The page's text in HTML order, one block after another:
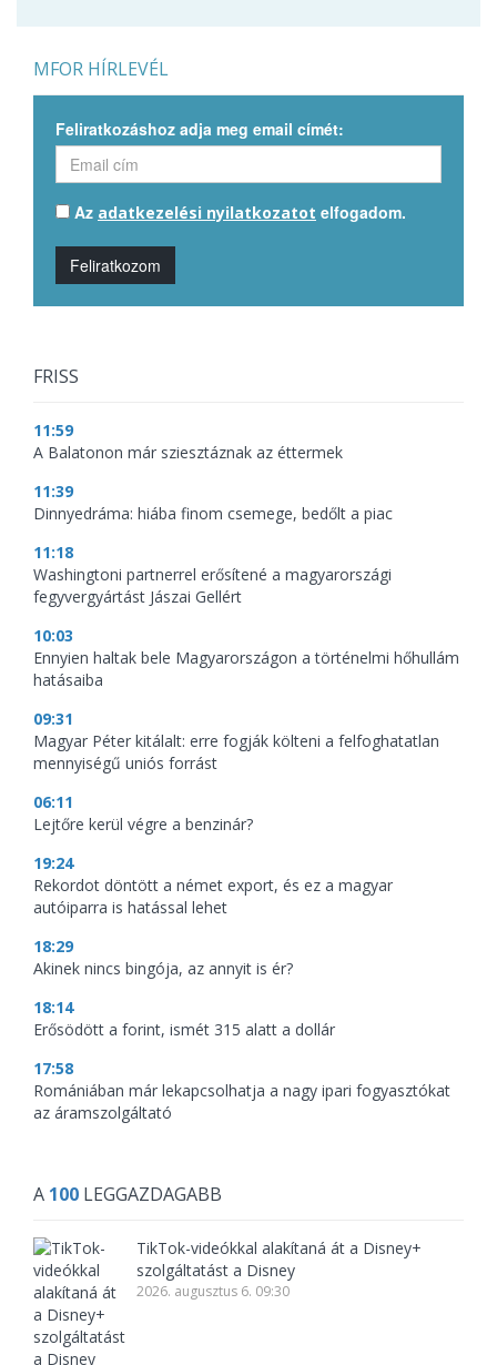
MFOR HÍRLEVÉL
Feliratkozáshoz adja meg email címét:
Az adatkezelési nyilatkozatot elfogadom.
Feliratkozom
FRISS
11:59
A Balatonon már sziesztáznak az éttermek
11:39
Dinnyedráma: hiába finom csemege, bedőlt a piac
11:18
Washingtoni partnerrel erősítené a magyarországi
fegyvergyártást Jászai Gellért
10:03
Ennyien haltak bele Magyarországon a történelmi hőhullám
hatásaiba
09:31
Magyar Péter kitálalt: erre fogják költeni a felfoghatatlan
mennyiségű uniós forrást
06:11
Lejtőre kerül végre a benzinár?
19:24
Rekordot döntött a német export, és ez a magyar
autóiparra is hatással lehet
18:29
Akinek nincs bingója, az annyit is ér?
18:14
Erősödött a forint, ismét 315 alatt a dollár
17:58
Romániában már lekapcsolhatja a nagy ipari fogyasztókat
az áramszolgáltató
A 100 LEGGAZDAGABB
TikTok-videókkal alakítaná át a Disney+
szolgáltatást a Disney
2026. augusztus 6. 09:30